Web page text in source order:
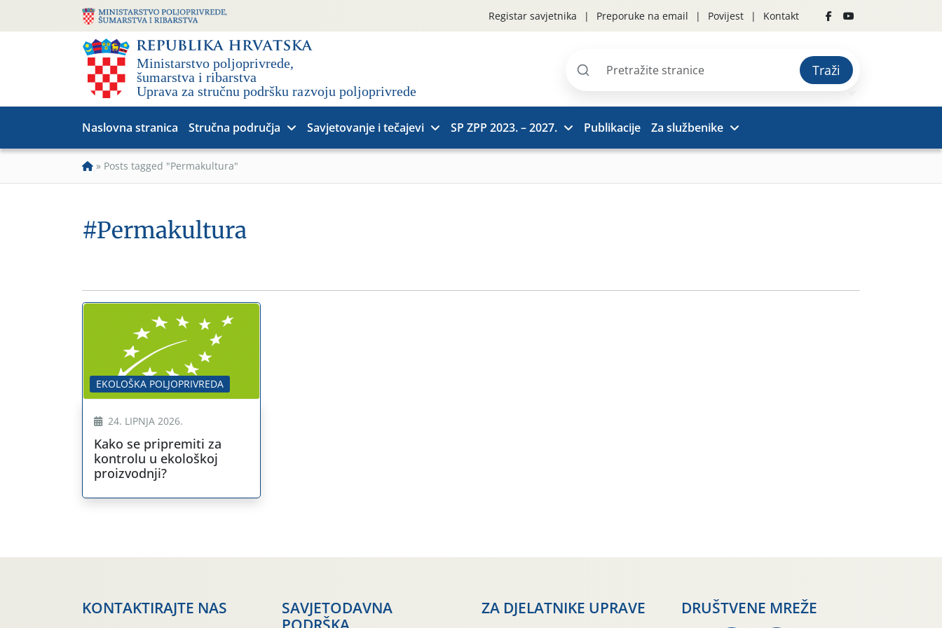
Registar savjetnika Preporuke na email Povijest Kontakt
Pretraži
Traži
Naslovna stranica Stručna područja Savjetovanje i tečajevi SP ZPP 2023. – 2027. Publikacije Za službenike
» Posts tagged "Permakultura"
#Permakultura
EKOLOŠKA POLJOPRIVREDA
24. LIPNJA 2026.
Kako se pripremiti za
kontrolu u ekološkoj
proizvodnji?
KONTAKTIRAJTE NAS
SAVJETODAVNA
ZA DJELATNIKE UPRAVE DRUŠTVENE MREŽE